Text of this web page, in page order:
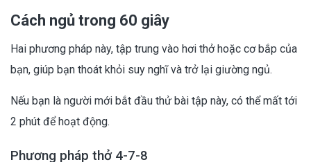
Cách ngủ trong 60 giây
Hai phương pháp này, tập trung vào hơi thở hoặc cơ bắp của
bạn, giúp bạn thoát khỏi suy nghĩ và trở lại giường ngủ.
Nếu bạn là người mới bắt đầu thử bài tập này, có thể mất tới
2 phút để hoạt động.
Phương pháp thở 4-7-8